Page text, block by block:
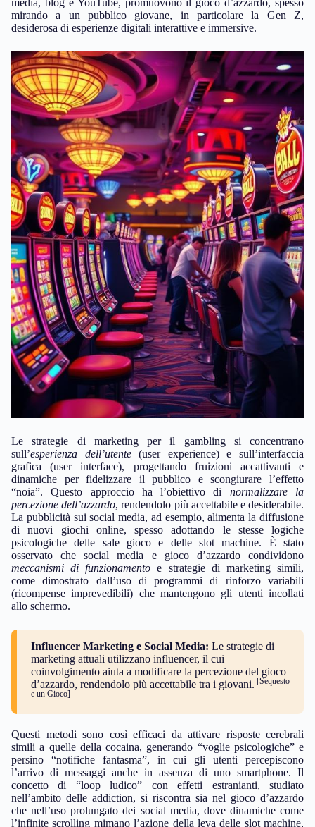
mirando a un pubblico giovane, in particolare la Gen Z,
desiderosa di esperienze digitali interattive e immersive.
Le strategie di marketing per il gambling si concentrano
sull’esperienza dell’utente(user experience) e sull’interfaccia
grafica (user interface), progettando fruizioni accattivanti e
dinamiche per fidelizzare il pubblico e scongiurare l’effetto
“noia”. Questo approccio ha l’obiettivo di normalizzare la
percezione dell’azzardo, rendendolo più accettabile e desiderabile.
La pubblicità sui social media, ad esempio, alimenta la diffusione
di nuovi giochi online, spesso adottando le stesse logiche
psicologiche delle sale gioco e delle slot machine. È stato
osservato che social media e gioco d’azzardo condividono
meccanismi di funzionamento e strategie di marketing simili,
come dimostrato dall’uso di programmi di rinforzo variabili
(ricompense imprevedibili) che mantengono gli utenti incollati
allo schermo.
Influencer Marketing e Social Media: Le strategie di
marketing attuali utilizzano influencer, il cui
coinvolgimento aiuta a modificare la percezione del gioco
d’azzardo, rendendolo più accettabile tra i giovani. [Sequesto
e un Gioco]
Questi metodi sono così efficaci da attivare risposte cerebrali
simili a quelle della cocaina, generando “voglie psicologiche” e
persino “notifiche fantasma”, in cui gli utenti percepiscono
l’arrivo di messaggi anche in assenza di uno smartphone. Il
concetto di “loop ludico” con effetti estranianti, studiato
nell’ambito delle addiction, si riscontra sia nel gioco d’azzardo
che nell’uso prolungato dei social media, dove dinamiche come
l’infinite scrolling mimano l’azione della leva delle slot machine,